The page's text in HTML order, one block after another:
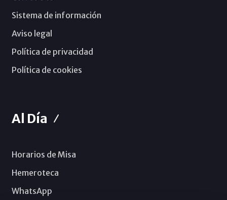
Sistema de información
Aviso legal
Política de privacidad
Política de cookies
Al Día
Horarios de Misa
Hemeroteca
WhatsApp